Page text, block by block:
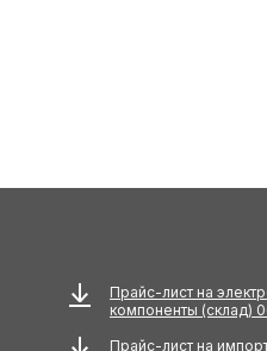
Прайс-лист на
компоненты (склад)
Прайс-лист на